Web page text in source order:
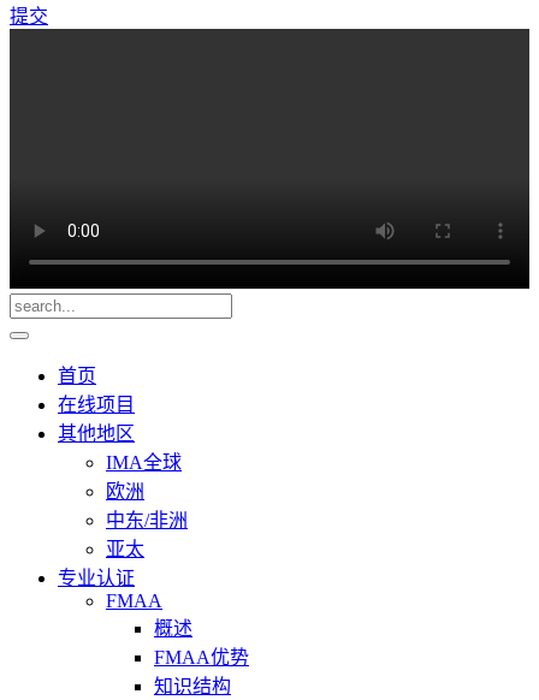
提交
首页
在线项目
其他地区
IMA全球
欧洲
中东/非洲
亚太
专业认证
FMAA
概述
FMAA优势
知识结构